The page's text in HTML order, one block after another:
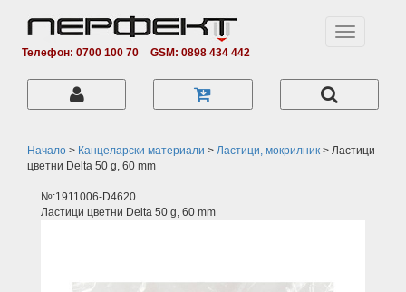
Телефон: 0700 100 70 GSM: 0898 434 442
Toggle
Начало > Канцеларски материали > Ластици, мокрилник > Ластици
цветни Delta 50 g, 60 mm
№:1911006-D4620
Ластици цветни Delta 50 g, 60 mm